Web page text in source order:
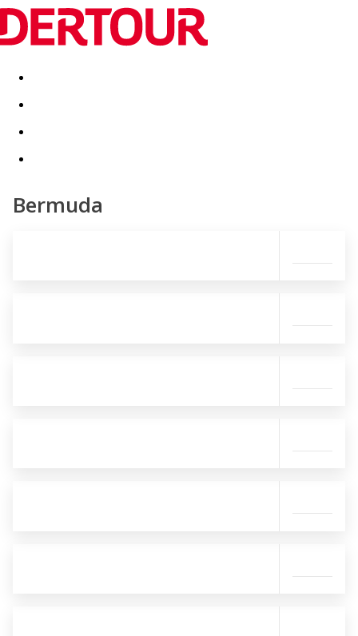
Destinatii Vacanta perfecta OFERTE DE NERATAT
Bermuda